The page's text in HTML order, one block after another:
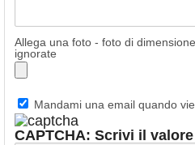
Allega una foto - foto di
ignorate
Mandami una email quando
CAPTCHA: Scrivi il